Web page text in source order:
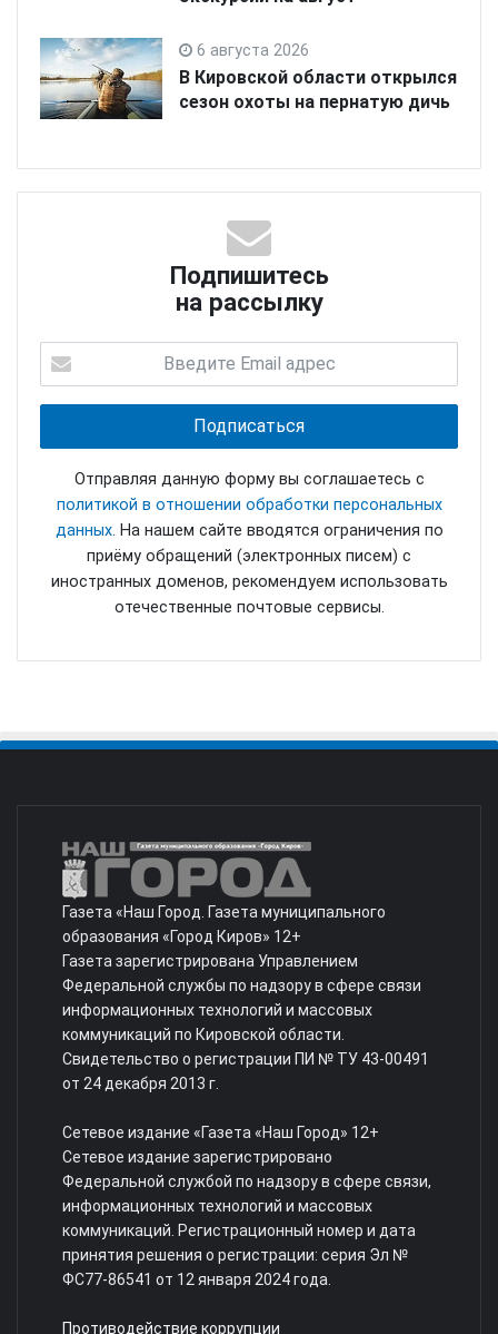
6 августа 2026
В Кировской области открылся
сезон охоты на пернатую дичь
Подпишитесь
на рассылку
Отправляя данную форму вы соглашаетесь с
политикой в отношении обработки персональных
данных. На нашем сайте вводятся ограничения по
приёму обращений (электронных писем) с
иностранных доменов, рекомендуем использовать
отечественные почтовые сервисы.
Газета «Наш Город. Газета муниципального
образования «Город Киров» 12+
Газета зарегистрирована Управлением
Федеральной службы по надзору в сфере связи
информационных технологий и массовых
коммуникаций по Кировской области.
Свидетельство о регистрации ПИ № ТУ 43-00491
от 24 декабря 2013 г.
Сетевое издание «Газета «Наш Город» 12+
Сетевое издание зарегистрировано
Федеральной службой по надзору в сфере связи,
информационных технологий и массовых
коммуникаций. Регистрационный номер и дата
принятия решения о регистрации: серия Эл №
ФС77-86541 от 12 января 2024 года.
Противодействие коррупции